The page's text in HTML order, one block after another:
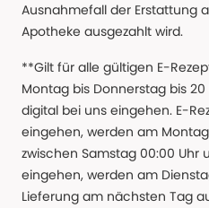
Ausnahmefall der Erstattung
Apotheke ausgezahlt wird.
**Gilt für alle gültigen E-
Montag bis Donnerstag bis 20
digital bei uns eingehen. E-
eingehen, werden am
zwischen Samstag 00:00 Uhr
eingehen, werden am
Lieferung am nächsten Tag